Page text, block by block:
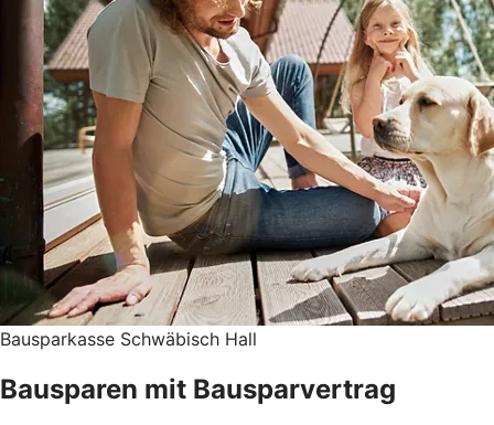
Bausparkasse Schwäbisch Hall
Bausparen mit Bausparvertrag